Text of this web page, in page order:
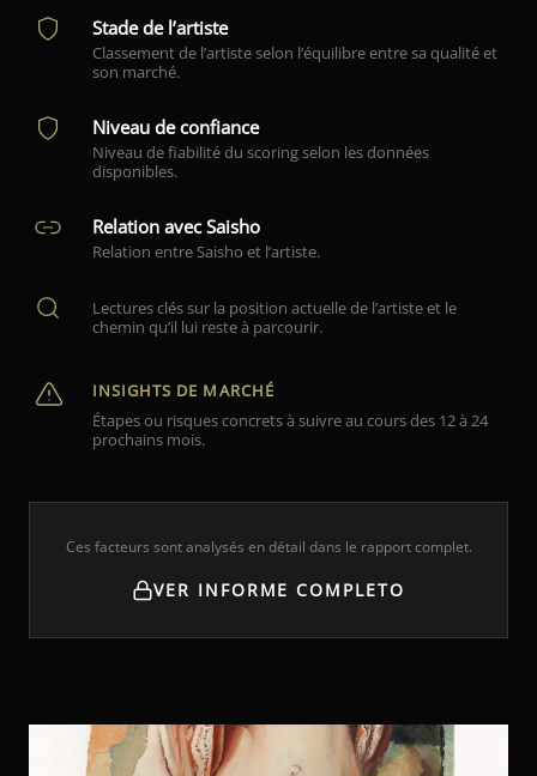
Stade de l’artiste
Classement de l’artiste selon l’équilibre entre sa qualité et
son marché.
Niveau de confiance
Niveau de fiabilité du scoring selon les données
disponibles.
Relation avec Saisho
Relation entre Saisho et l’artiste.
Lectures clés sur la position actuelle de l’artiste et le
chemin qu’il lui reste à parcourir.
INSIGHTS DE MARCHÉ
Étapes ou risques concrets à suivre au cours des 12 à 24
prochains mois.
Ces facteurs sont analysés en détail dans le rapport complet.
VER INFORME COMPLETO